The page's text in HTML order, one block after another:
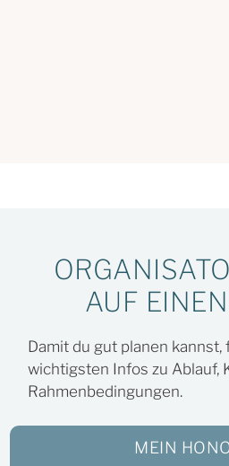
AUF
Damit du gut planen kannst,
wichtigsten Infos zu Ablauf,
Rahmenbedingungen.
MEIN